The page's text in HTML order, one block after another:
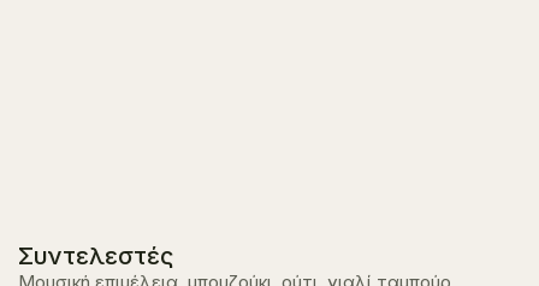
Συντελεστές